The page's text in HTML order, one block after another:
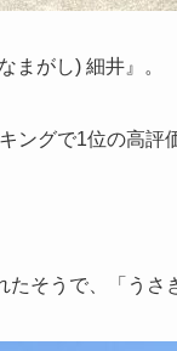
まがし) 細井』。
ングで1位の高評
そうで、「うさ